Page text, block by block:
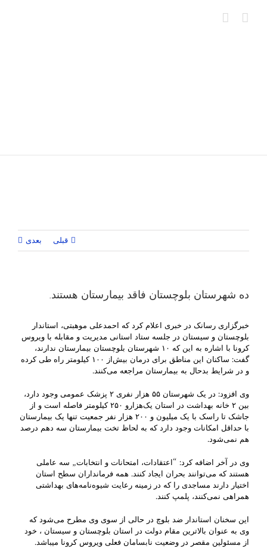
قبلی بعدی
ده شهرستان بلوچستان فاقد بیمارستان هستند.
خبرگزاری رسانک در خبری اعلام کرد که احمدعلی موهبتی، استاندار
بلوچستان و سیستان در جلسه ستاد استانی مدیریت و مقابله با ویروس
کرونا با اشاره به این که ۱۰ شهرستان بلوچستان بیمارستان ندارند،
گفت: ساکنان این مناطق برای درمان بیش‌از ۱۰۰ کیلومتر راه طی کرده
و در شرایط بدحال به بیمارستان مراجعه می‌کنند.
وی افزود: در یک شهرستان ۵۵ هزار نفری ۲ پزشک عمومی وجود دارد،
بین ۲ خانه بهداشت در استان یک‌هزارو ۲۵۰ کیلومتر فاصله است و از
جاشک تا راسک با یک میلیون و ۲۰۰ هزار نفر جمعیت تنها یک بیمارستان
با حداقل امکانات وجود دارد که به لحاظ تخت بیمارستان سه دهم درصد
هم نمی‌شود.
وی در آخر اضافه کرد: “اعتقادات، امتحانات و انتخابات„ سه عاملی
هستند که می‌توانند بحران ایجاد کنند. همه فرمانداران سطح استان
اختیار دارند مساجدی را که در زمینه رعایت شیوه‌نامه‌های بهداشتی
همراهی نمی‌کنند، پلمپ کنند.
این سخنان استاندار ضد بلوچ در حالی از سوی وی مطرح می‌شود که
وی به عنوان بالاترین مقام دولت در استان بلوچستان و سیستان ، خود
از مسئولین مقصر در وضعیت نابسامان فعلی ویروس کرونا میباشد.